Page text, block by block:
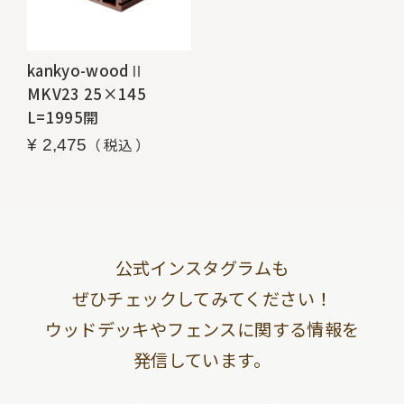
kankyo-woodⅡ
MKV23 25×145
L=1995開
¥ 2,475 税込
公式インスタグラムも
ぜひチェックしてみてください！
ウッドデッキやフェンスに関する情報を
発信しています。